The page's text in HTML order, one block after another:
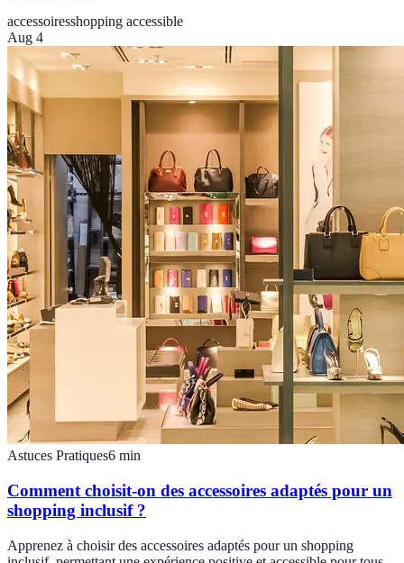
accessoiresshopping accessible
Aug 4
Astuces Pratiques6 min
Comment choisit-on des accessoires adaptés pour un
shopping inclusif ?
Apprenez à choisir des accessoires adaptés pour un shopping